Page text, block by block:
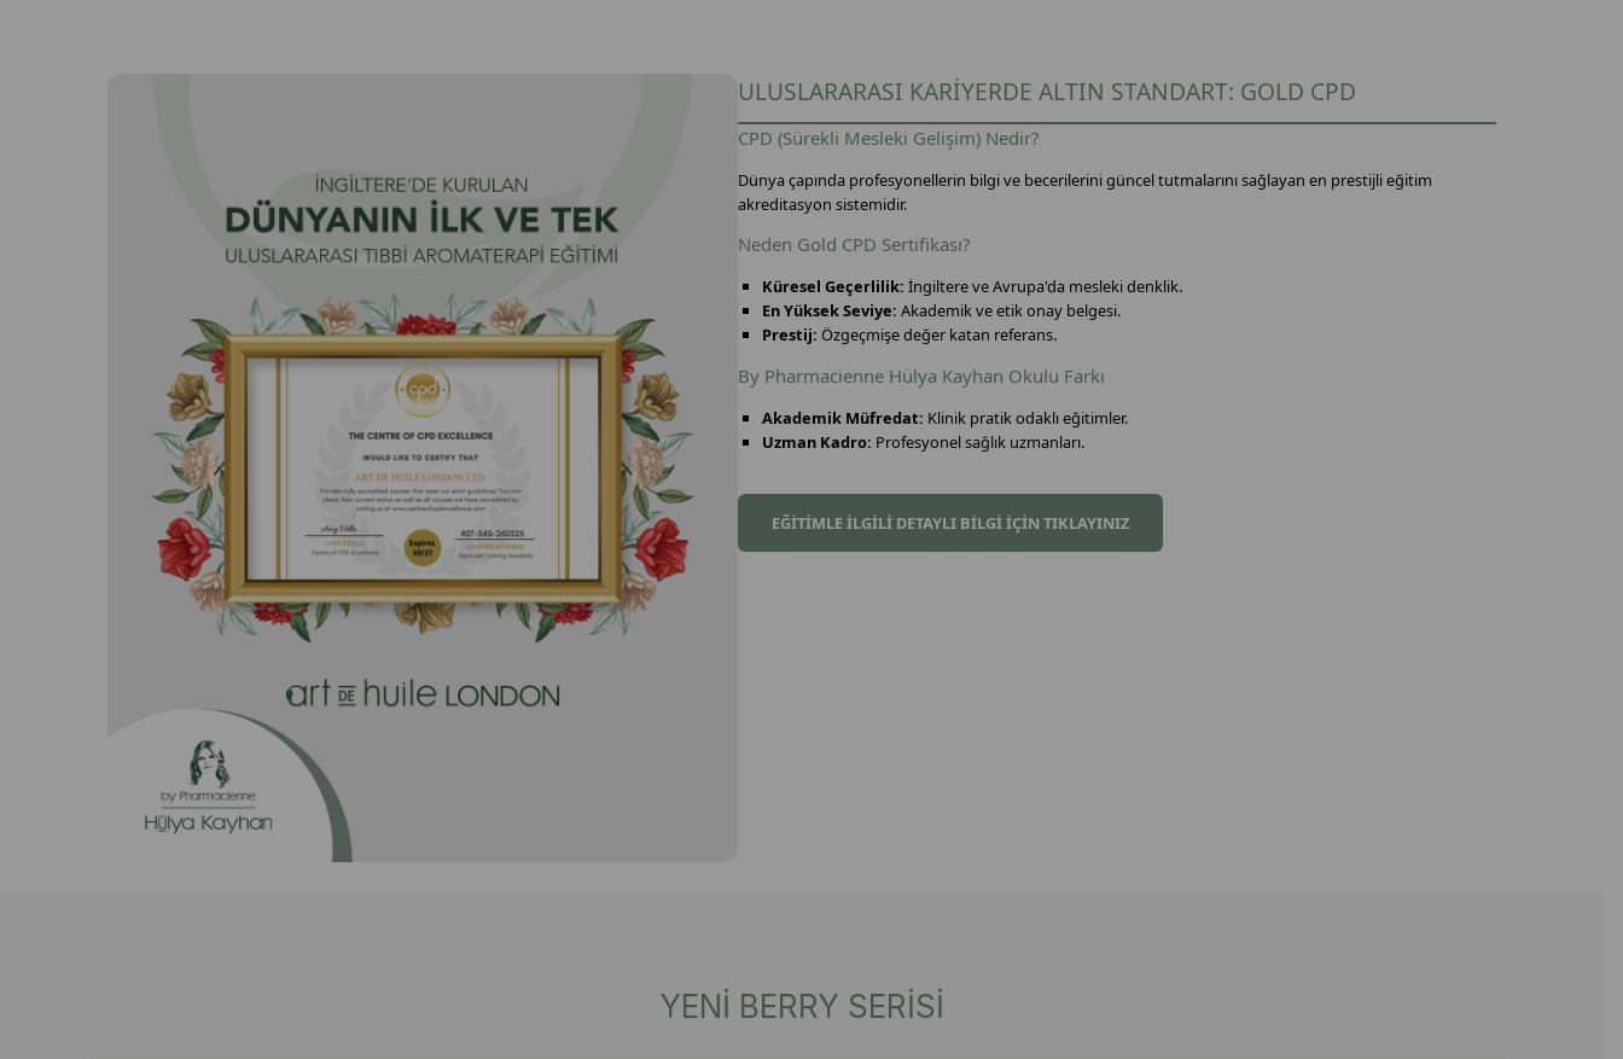
ULUSLARARASI KARİYERDE ALTIN STANDART: GOLD CPD
CPD (Sürekli Mesleki Gelişim) Nedir?
Dünya çapında profesyonellerin bilgi ve becerilerini güncel tutmalarını sağlayan en prestijli eğitim
akreditasyon sistemidir.
Neden Gold CPD Sertifikası?
Küresel Geçerlilik: İngiltere ve Avrupa'da mesleki denklik.
En Yüksek Seviye: Akademik ve etik onay belgesi.
Prestij: Özgeçmişe değer katan referans.
By Pharmacienne Hülya Kayhan Okulu Farkı
Akademik Müfredat: Klinik pratik odaklı eğitimler.
Uzman Kadro: Profesyonel sağlık uzmanları.
EĞİTİMLE İLGİLİ DETAYLI BİLGİ İÇİN TIKLAYINIZ
YENİ BERRY SERİSİ